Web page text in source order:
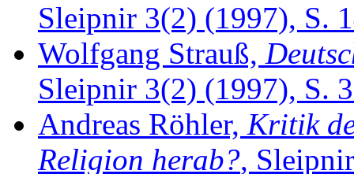
Sleipnir 3(2) (1997), S.
Wolfgang Strauß,
Sleipnir 3(2) (1997), S.
Andreas Röhler, Kritik
Religion herab?,